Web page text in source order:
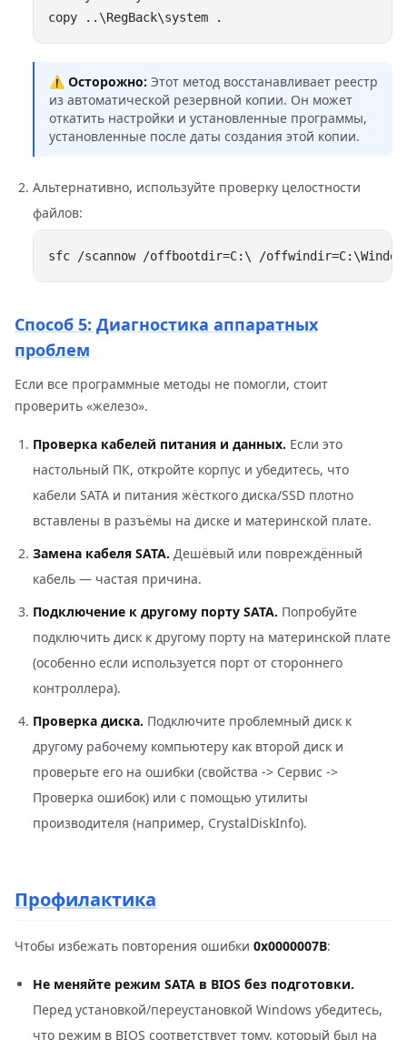
⚠️ Осторожно: Этот метод восстанавливает реестр
из автоматической резервной копии. Он может
откатить настройки и установленные программы,
установленные после даты создания этой копии.
Альтернативно, используйте проверку целостности
файлов:
Способ 5: Диагностика аппаратных
проблем
Если все программные методы не помогли, стоит
проверить «железо».
Проверка кабелей питания и данных. Если это
настольный ПК, откройте корпус и убедитесь, что
кабели SATA и питания жёсткого диска/SSD плотно
вставлены в разъёмы на диске и материнской плате.
Замена кабеля SATA. Дешёвый или повреждённый
кабель — частая причина.
Подключение к другому порту SATA. Попробуйте
подключить диск к другому порту на материнской плате
(особенно если используется порт от стороннего
контроллера).
Проверка диска. Подключите проблемный диск к
другому рабочему компьютеру как второй диск и
проверьте его на ошибки (свойства -> Сервис ->
Проверка ошибок) или с помощью утилиты
производителя (например, CrystalDiskInfo).
Профилактика
Чтобы избежать повторения ошибки 0x0000007B:
Не меняйте режим SATA в BIOS без подготовки.
Перед установкой/переустановкой Windows убедитесь,
что режим в BIOS соответствует тому, который был на